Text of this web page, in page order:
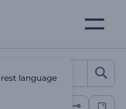
language